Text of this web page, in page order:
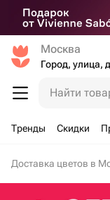
Москва
Город, улица,
Найти
Тренды Скидки
Доставка цветов в